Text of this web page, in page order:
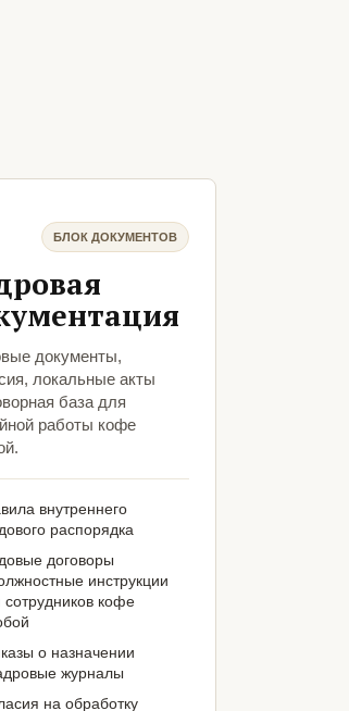
БЛОК ДОКУМЕНТОВ
документы,
локальные акты
база для
работы кофе
внутреннего
распорядка
договоры
инструкции
сотрудников кофе
о назначении
журналы
на обработку